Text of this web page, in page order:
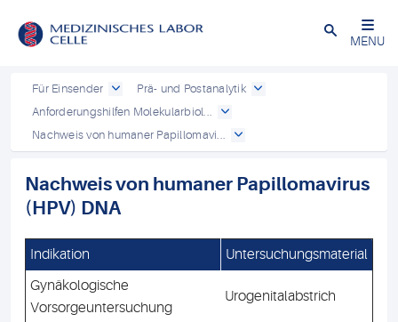
Close
MENU
Für Einsender
Prä- und Postanalytik
Anforderungshilfen Molekularbiol...
Nachweis von humaner Papillomavi...
Nachweis von humaner Papillomavirus
(HPV) DNA
Indikation
Untersuchungsmaterial
Gynäkologische
Vorsorgeuntersuchung
Urogenitalabstrich